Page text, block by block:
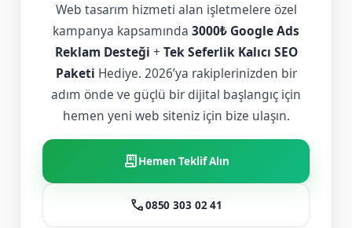
Web tasarım hizmeti alan işletmelere özel
kampanya kapsamında 3000₺ Google Ads
Reklam Desteği + Tek Seferlik Kalıcı SEO
Paketi Hediye. 2026’ya rakiplerinizden bir
adım önde ve güçlü bir dijital başlangıç için
hemen yeni web siteniz için bize ulaşın.
receipt_longHemen Teklif Alın
call0850 303 02 41